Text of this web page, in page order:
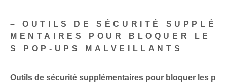
– OUTILS DE SÉCURITÉ SUPPLÉ
MENTAIRES POUR BLOQUER LE
S POP-UPS MALVEILLANTS
Outils de sécurité supplémentaires pour bloquer les p